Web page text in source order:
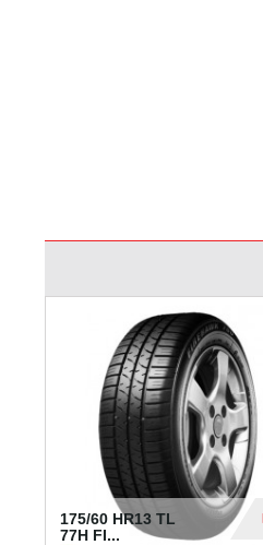
175/60 HR13 TL
77H FI...